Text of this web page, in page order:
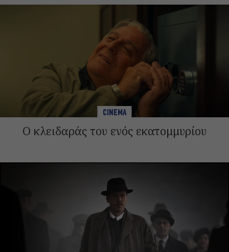
CINEMA
Ο κλειδαράς του ενός εκατομμυρίου